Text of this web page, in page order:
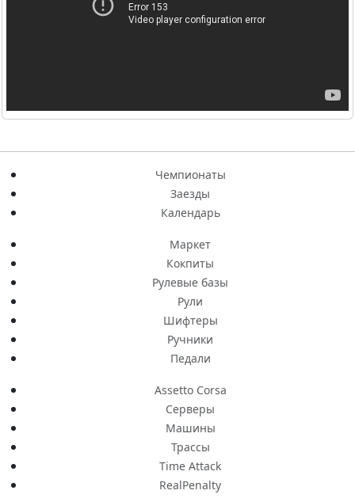
Чемпионаты
Заезды
Календарь
Маркет
Кокпиты
Рулевые базы
Рули
Шифтеры
Ручники
Педали
Assetto Corsa
Серверы
Машины
Трассы
Time Attack
RealPenalty